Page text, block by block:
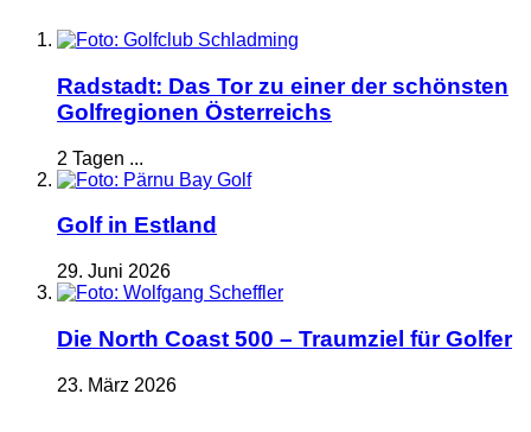
Radstadt: Das Tor zu einer der schönsten
Golfregionen Österreichs
2 Tagen ...
Golf in Estland
29. Juni 2026
Die North Coast 500 – Traumziel für Golfer
23. März 2026